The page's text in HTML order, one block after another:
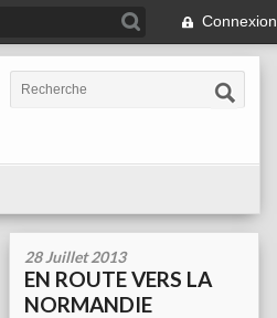
Connexion
28 Juillet 2013
EN ROUTE VERS LA
NORMANDIE